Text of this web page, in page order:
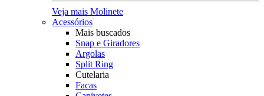
Veja mais Molinete
Acessórios
Mais buscados
Snap e Giradores
Argolas
Split Ring
Cutelaria
Facas